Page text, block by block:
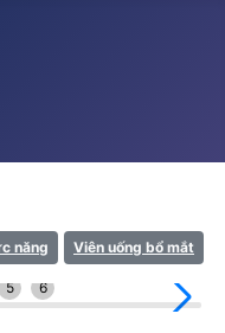
năng Viên uống bổ mắt
5 6